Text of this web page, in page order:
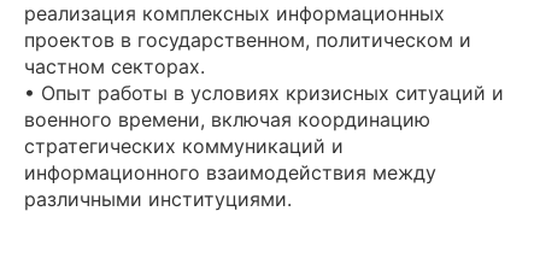
реализация комплексных информационных
проектов в государственном, политическом и
частном секторах.
• Опыт работы в условиях кризисных ситуаций и
военного времени, включая координацию
стратегических коммуникаций и
информационного взаимодействия между
различными институциями.